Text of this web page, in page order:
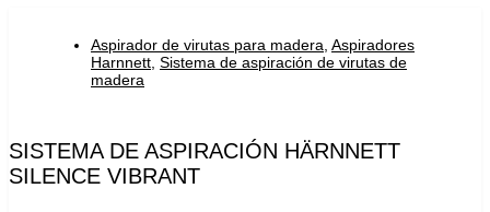
Aspirador de virutas para madera Aspiradores
Harnnett Sistema de aspiración de virutas de
madera
SISTEMA DE ASPIRACIÓN HÄRNNETT
SILENCE VIBRANT